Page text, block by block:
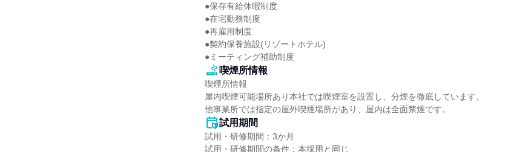
●保存有給休暇制度
●在宅勤務制度
●再雇用制度
●契約保養施設(リゾートホテル)
●ミーティング補助制度
喫煙所情報
喫煙所情報
屋内喫煙可能場所あり本社では喫煙室を設置し、分煙を徹底しています。
他事業所では指定の屋外喫煙場所があり、屋内は全面禁煙です。
試用期間
試用・研修期間：3か月